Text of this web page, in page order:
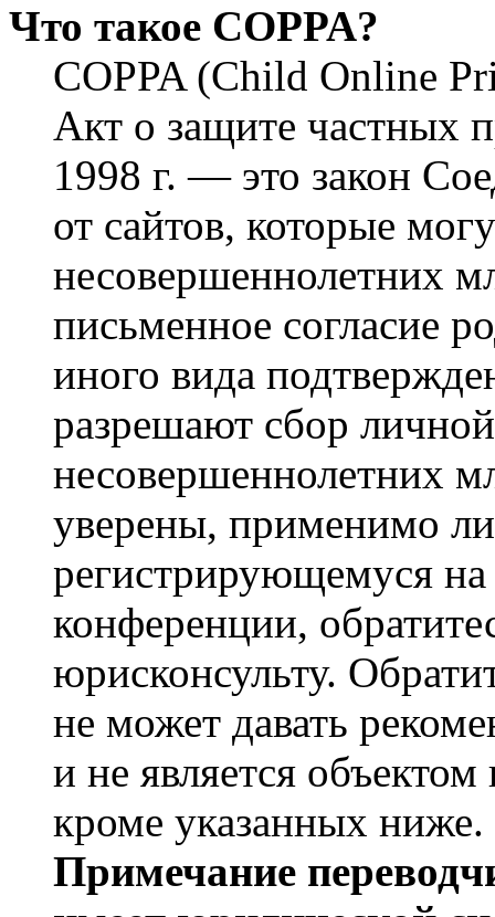
Что такое COPPA?
COPPA (Child Online
Акт о защите частных
1998 г. — это закон
от сайтов, которые
несовершеннолетних
письменное согласие
иного вида
разрешают сбор
несовершеннолетних
уверены, применимо
регистрирующемуся
конференции,
юрисконсульту.
не может давать
и не является
кроме указанных ниже.
Примечание